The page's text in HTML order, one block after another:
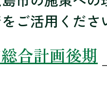
ご活用くださ
合計画後期